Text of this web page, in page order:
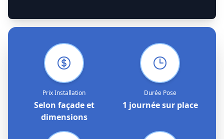
Prix Installation
Selon façade et
dimensions
Durée Pose
1 journée sur place